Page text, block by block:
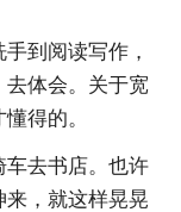
到阅读写作，
去体会。关于宽
得的。
车去书店。也许
，就这样晃晃